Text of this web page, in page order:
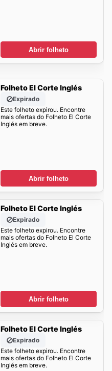
Abrir folheto
Folheto El Corte Inglés
Expirado
Este folheto expirou. Encontre
mais ofertas do Folheto El Corte
Inglés em breve.
Abrir folheto
Folheto El Corte Inglés
Expirado
Este folheto expirou. Encontre
mais ofertas do Folheto El Corte
Inglés em breve.
Abrir folheto
Folheto El Corte Inglés
Expirado
Este folheto expirou. Encontre
mais ofertas do Folheto El Corte
Inglés em breve.